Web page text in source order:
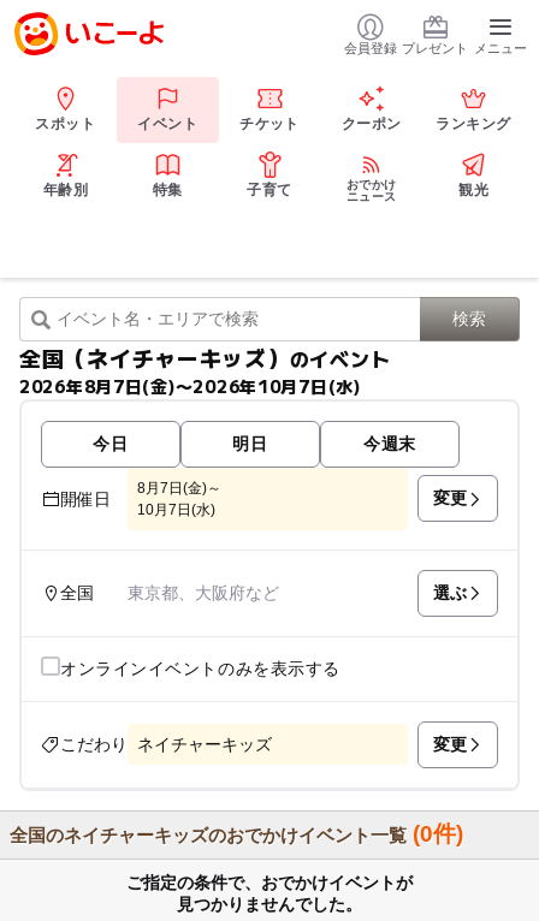
会員登録 プレゼント メニュー
スポット イベント チケット クーポン ランキング
年齢別 特集 子育て
おでかけ
ニュース
観光
全国（ネイチャーキッズ） のイベント
2026年8月7日(金)〜2026年10月7日(水)
今日 明日 今週末
開催日
8月7日(金)～
10月7日(水)
変更
全国 東京都、大阪府など 選ぶ
オンラインイベントのみを表示する
こだわり ネイチャーキッズ 変更
全国のネイチャーキッズのおでかけイベント一覧 (0件)
ご指定の条件で、おでかけイベントが
見つかりませんでした。